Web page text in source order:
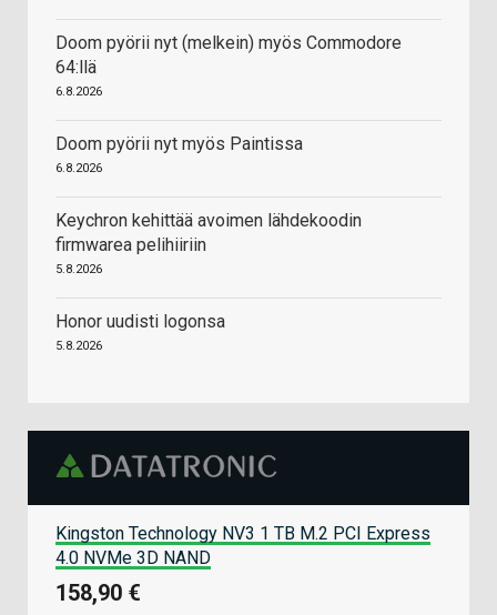
Doom pyörii nyt (melkein) myös Commodore
64:llä
6.8.2026
Doom pyörii nyt myös Paintissa
6.8.2026
Keychron kehittää avoimen lähdekoodin
firmwarea pelihiiriin
5.8.2026
Honor uudisti logonsa
5.8.2026
Kingston Technology NV3 1 TB M.2 PCI Express
4.0 NVMe 3D NAND
158,90 €